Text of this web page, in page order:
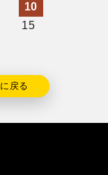
10
15
戻る